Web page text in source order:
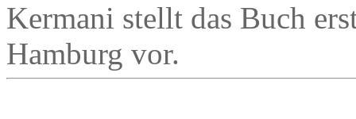
Kermani stellt das Buch
Hamburg vor.